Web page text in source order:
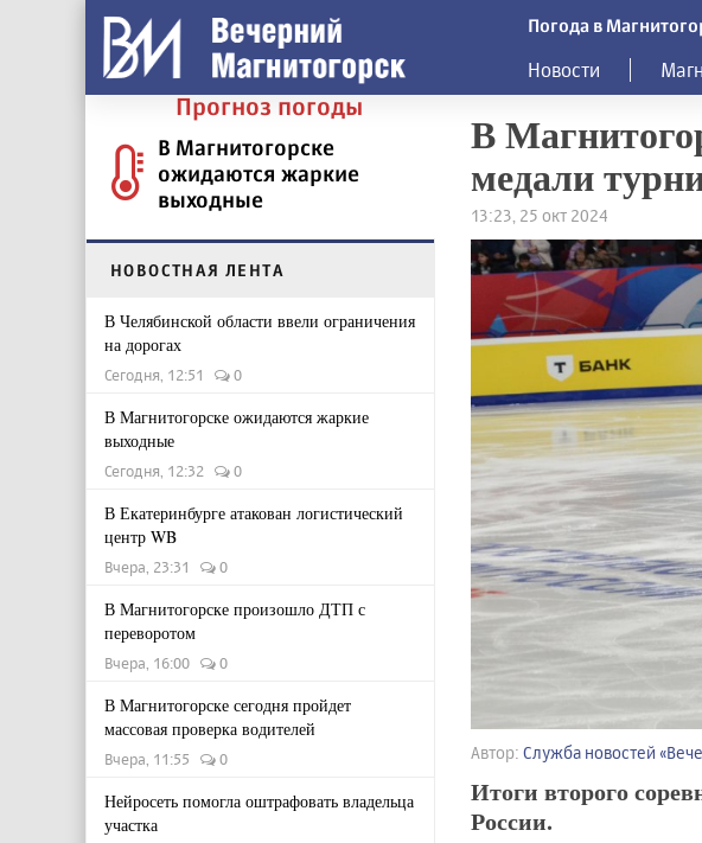
Погода в
Новости
Прогноз погоды
В Магнитогорске
ожидаются жаркие
выходные
НОВОСТНАЯ ЛЕНТА
В Челябинской области ввели ограничения
на дорогах
Сегодня, 12:51 0
В Магнитогорске ожидаются жаркие
выходные
Сегодня, 12:32 0
В Екатеринбурге атакован логистический
центр WB
Вчера, 23:31 0
В Магнитогорске произошло ДТП с
переворотом
Вчера, 16:00 0
В Магнитогорске сегодня пройдет
массовая проверка водителей
Вчера, 11:55 0
Нейросеть помогла оштрафовать владельца
участка
В
медали
13:23, 25 окт 2024
Автор: Служба новостей
Итоги второго
России.